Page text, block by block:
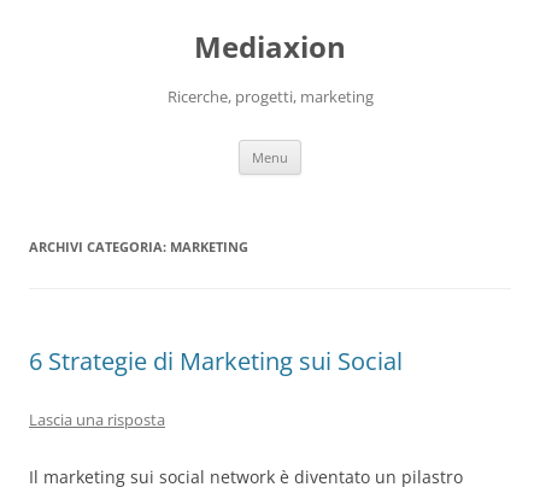
Mediaxion
Ricerche, progetti, marketing
Menu
ARCHIVI CATEGORIA: MARKETING
6 Strategie di Marketing sui Social
Lascia una risposta
Il marketing sui social network è diventato un pilastro